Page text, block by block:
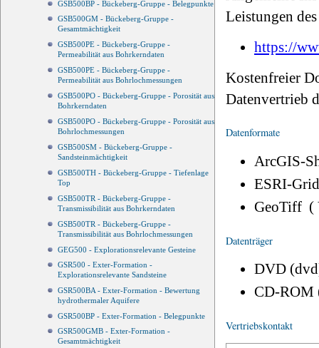
GSB500BP - Bückeberg-Gruppe - Belegpunkte
GSB500GM - Bückeberg-Gruppe -
Gesamtmächtigkeit
GSB500PE - Bückeberg-Gruppe -
Permeabilität aus Bohrkerndaten
GSB500PE - Bückeberg-Gruppe -
Permeabilität aus Bohrlochmessungen
GSB500PO - Bückeberg-Gruppe - Porosität aus
Bohrkerndaten
GSB500PO - Bückeberg-Gruppe - Porosität aus
Bohrlochmessungen
GSB500SM - Bückeberg-Gruppe -
Sandsteinmächtigkeit
GSB500TH - Bückeberg-Gruppe - Tiefenlage
Top
GSB500TR - Bückeberg-Gruppe -
Transmissibilität aus Bohrkerndaten
GSB500TR - Bückeberg-Gruppe -
Transmissibilität aus Bohrlochmessungen
GEG500 - Explorationsrelevante Gesteine
GSR500 - Exter-Formation -
Explorationsrelevante Sandsteine
GSR500BA - Exter-Formation - Bewertung
hydrothermaler Aquifere
GSR500BP - Exter-Formation - Belegpunkte
GSR500GMB - Exter-Formation -
Gesamtmächtigkeit
Leistungen
https://
Kostenfreier
Datenvertrieb
Datenformate
ArcGIS-
ESRI-
GeoTiff (
Datenträger
DVD
CD-ROM
Vertriebskontakt